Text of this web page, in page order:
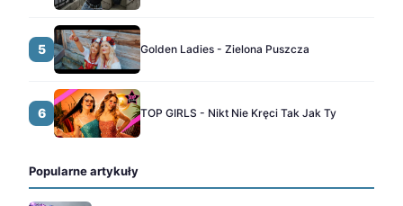
5 Golden Ladies - Zielona Puszcza
6 TOP GIRLS - Nikt Nie Kręci Tak Jak Ty
Popularne artykuły